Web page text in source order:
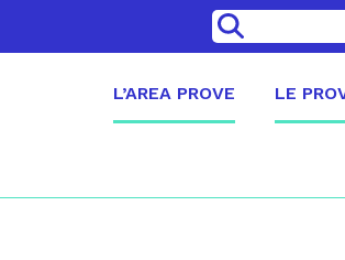
>
L’AREA PROVE LE